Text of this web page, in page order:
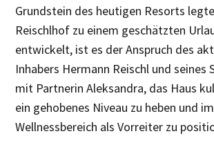
Grundstein des heutigen Resorts
Reischlhof zu einem geschätzten
entwickelt, ist es der Anspruch des
Inhabers Hermann Reischl und seines
mit Partnerin Aleksandra, das Haus
ein gehobenes Niveau zu heben und im
Wellnessbereich als Vorreiter zu